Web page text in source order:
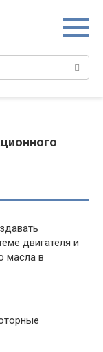
двигателя и
масла в